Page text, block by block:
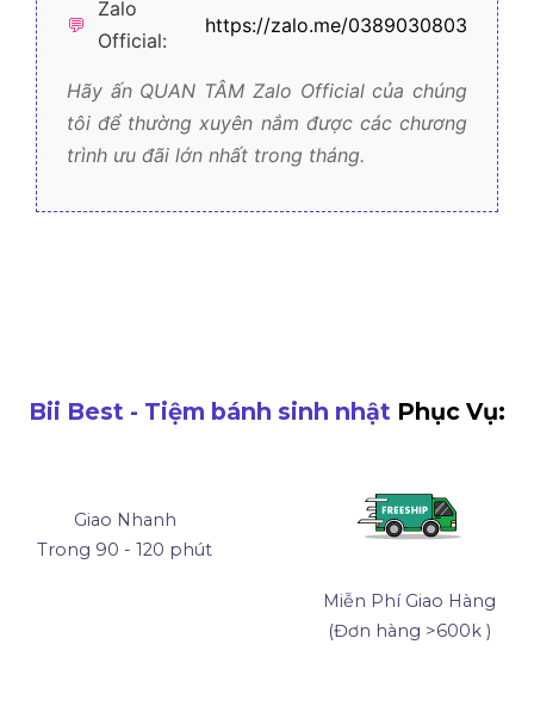
💬
Zalo
Official:
https://zalo.me/0389030803
Hãy ấn QUAN TÂM Zalo Official của chúng
tôi để thường xuyên nắm được các chương
trình ưu đãi lớn nhất trong tháng.
Bii Best - Tiệm bánh sinh nhật Phục Vụ:
Giao Nhanh
Trong 90 - 120 phút
Miễn Phí Giao Hàng
(Đơn hàng >600k )